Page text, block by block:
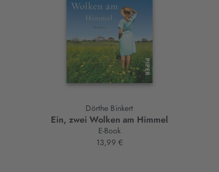
Dörthe Binkert
Ein, zwei Wolken am Himmel
E-Book
13,99 €